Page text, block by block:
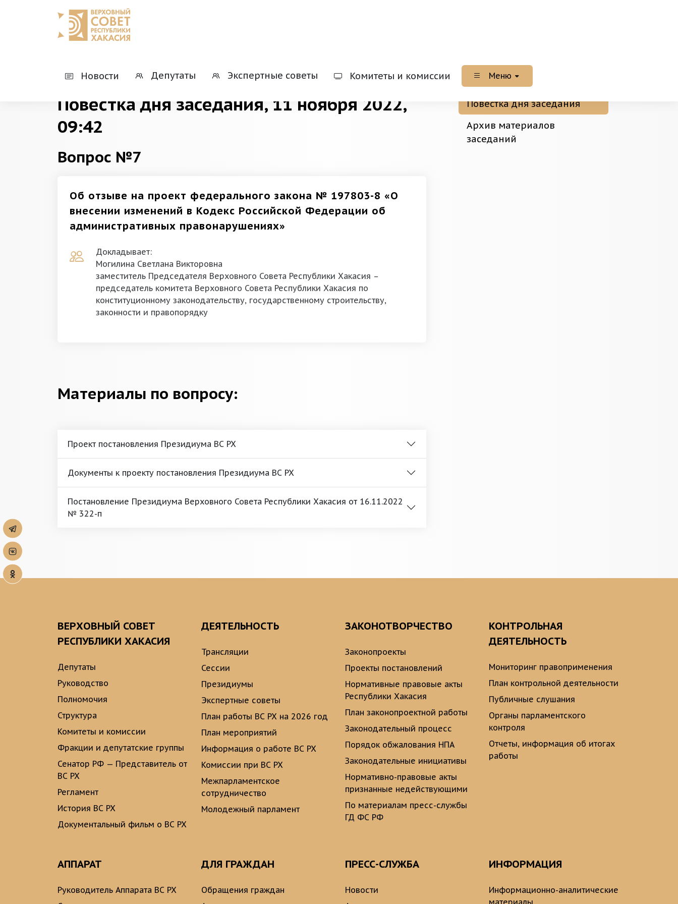
Новости Депутаты Экспертные советы Комитеты и комиссии Меню
Повестка дня заседания
Архив материалов
заседаний
Повестка дня заседания, 11 ноября 2022,
09:42
Вопрос №7
Об отзыве на проект федерального закона № 197803-8 «О
внесении изменений в Кодекс Российской Федерации об
административных правонарушениях»
Докладывает:
Могилина Светлана Викторовна
заместитель Председателя Верховного Совета Республики Хакасия –
председатель комитета Верховного Совета Республики Хакасия по
конституционному законодательству, государственному строительству,
законности и правопорядку
Материалы по вопросу:
Проект постановления Президиума ВС РХ
Документы к проекту постановления Президиума ВС РХ
Постановление Президиума Верховного Совета Республики Хакасия от 16.11.2022
№ 322-п
ВЕРХОВНЫЙ СОВЕТ
РЕСПУБЛИКИ ХАКАСИЯ
Депутаты
Руководство
Полномочия
Структура
Комитеты и комиссии
Фракции и депутатские группы
Сенатор РФ — Представитель от
ВС РХ
Регламент
История ВС РХ
Документальный фильм о ВС РХ
ДЕЯТЕЛЬНОСТЬ
Трансляции
Сессии
Президиумы
Экспертные советы
План работы ВС РХ на 2026 год
План мероприятий
Информация о работе ВС РХ
Комиссии при ВС РХ
Межпарламентское
сотрудничество
Молодежный парламент
ЗАКОНОТВОРЧЕСТВО
Законопроекты
Проекты постановлений
Нормативные правовые акты
Республики Хакасия
План законопроектной работы
Законодательный процесс
Порядок обжалования НПА
Законодательные инициативы
Нормативно-правовые акты
признанные недействующими
По материалам пресс-службы
ГД ФС РФ
КОНТРОЛЬНАЯ
ДЕЯТЕЛЬНОСТЬ
Мониторинг правоприменения
План контрольной деятельности
Публичные слушания
Органы парламентского
контроля
Отчеты, информация об итогах
работы
АППАРАТ
Руководитель Аппарата ВС РХ
ДЛЯ ГРАЖДАН
Обращения граждан
ПРЕСС-СЛУЖБА
Новости
ИНФОРМАЦИЯ
Информационно-аналитические
материалы